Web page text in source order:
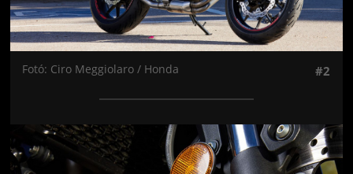
Fotó: Ciro Meggiolaro / Honda #2
Jön még kép!